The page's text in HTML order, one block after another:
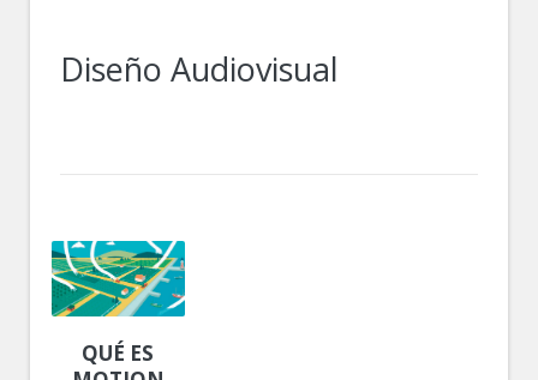
Diseño Audiovisual
QUÉ ES